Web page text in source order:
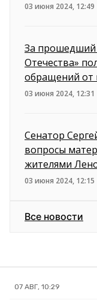
03 июня 2024, 12:49
За прошедший
Отечества»
обращений от
03 июня 2024, 12:31
Сенатор
вопросы
жителями
03 июня 2024, 12:15
Все новости
07 АВГ, 10:29